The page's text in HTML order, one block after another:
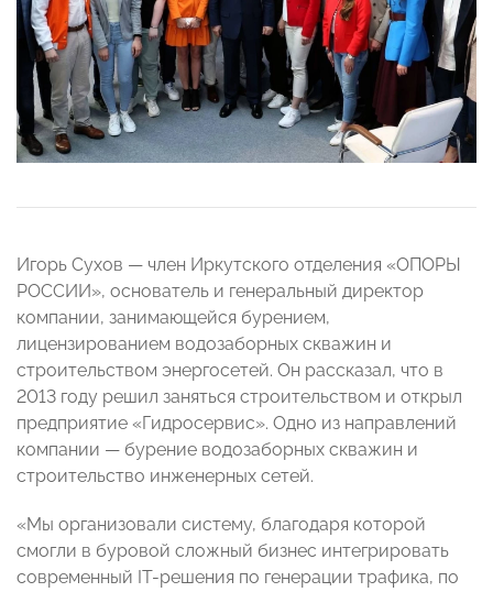
Игорь Сухов — член Иркутского отделения «ОПОРЫ
РОССИИ», основатель и генеральный директор
компании, занимающейся бурением,
лицензированием водозаборных скважин и
строительством энергосетей. Он рассказал, что в
2013 году решил заняться строительством и открыл
предприятие «Гидросервис». Одно из направлений
компании — бурение водозаборных скважин и
строительство инженерных сетей.
«Мы организовали систему, благодаря которой
смогли в буровой сложный бизнес интегрировать
современный IT-решения по генерации трафика, по